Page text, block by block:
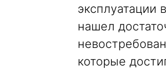
эксплуатации
нашел
которые